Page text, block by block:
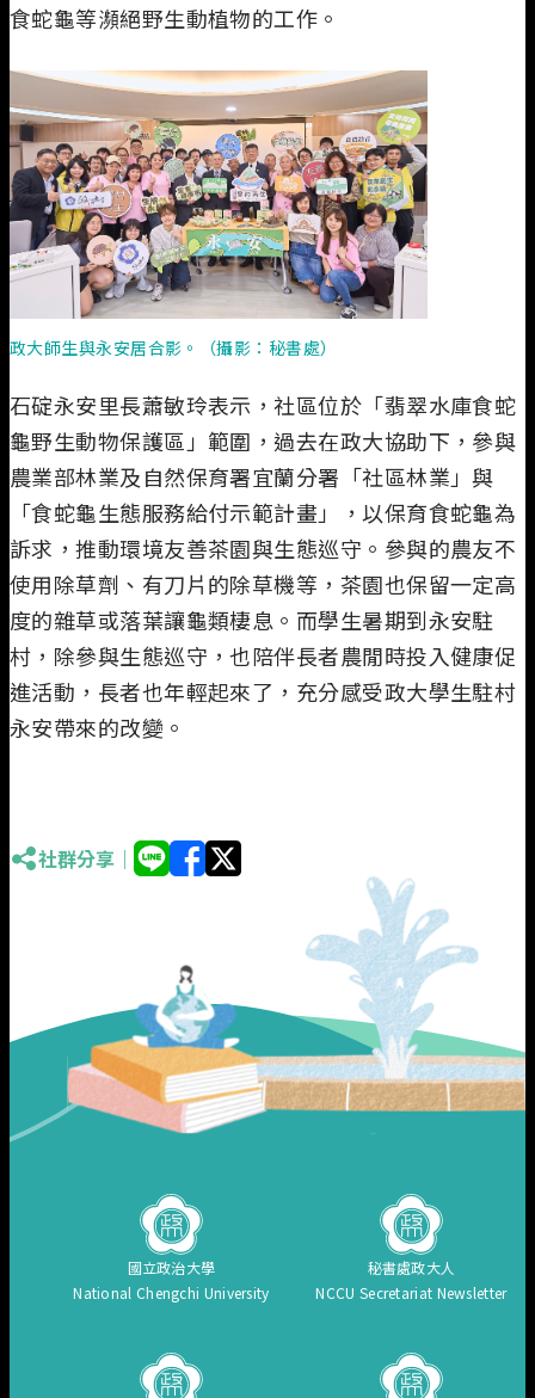
食蛇龜等瀕絕野生動植物的工作。
政大師生與永安居合影。（攝影：秘書處）
石碇永安里長蕭敏玲表示，社區位於「翡翠水庫食蛇
龜野生動物保護區」範圍，過去在政大協助下，參與
農業部林業及自然保育署宜蘭分署「社區林業」與
「食蛇龜生態服務給付示範計畫」，以保育食蛇龜為
訴求，推動環境友善茶園與生態巡守。參與的農友不
使用除草劑、有刀片的除草機等，茶園也保留一定高
度的雜草或落葉讓龜類棲息。而學生暑期到永安駐
村，除參與生態巡守，也陪伴長者農閒時投入健康促
進活動，長者也年輕起來了，充分感受政大學生駐村
永安帶來的改變。
社群分享｜
國立政治大學
National Chengchi University
秘書處政大人
NCCU Secretariat Newsletter